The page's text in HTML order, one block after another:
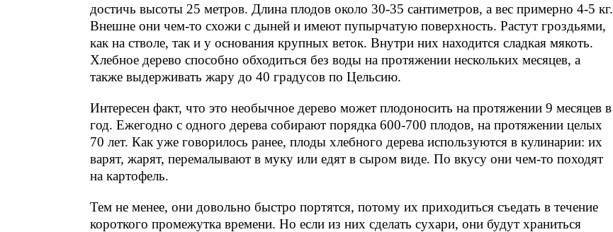
достичь высоты 25 метров. Длина плодов около 30-35 сантиметров, а вес примерно 4-5 кг.
Внешне они чем-то схожи с дыней и имеют пупырчатую поверхность. Растут гроздьями,
как на стволе, так и у основания крупных веток. Внутри них находится сладкая мякоть.
Хлебное дерево способно обходиться без воды на протяжении нескольких месяцев, а
также выдерживать жару до 40 градусов по Цельсию.
Интересен факт, что это необычное дерево может плодоносить на протяжении 9 месяцев в
год. Ежегодно с одного дерева собирают порядка 600-700 плодов, на протяжении целых
70 лет. Как уже говорилось ранее, плоды хлебного дерева используются в кулинарии: их
варят, жарят, перемалывают в муку или едят в сыром виде. По вкусу они чем-то походят
на картофель.
Тем не менее, они довольно быстро портятся, потому их приходиться съедать в течение
короткого промежутка времени. Но если из них сделать сухари, они будут храниться